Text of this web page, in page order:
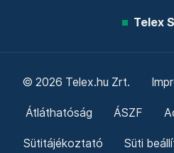
Telex
© 2026 Telex.hu Zrt.
Átláthatóság ÁSZF
Sütitájékoztató Süti